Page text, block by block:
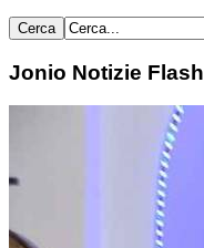
Jonio Notizie Flash